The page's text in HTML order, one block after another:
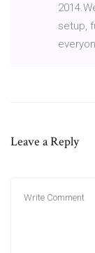
setup,
Leave a Reply